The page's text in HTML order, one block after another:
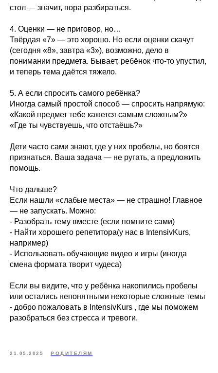
стол — значит, пора разбираться.
4. Оценки — не приговор, но…
Твёрдая «7» — это хорошо. Но если оценки скачут
(сегодня «8», завтра «3»), возможно, дело в
понимании предмета. Бывает, ребёнок что-то упустил,
и теперь тема даётся тяжело.
5. А если спросить самого ребёнка?
Иногда самый простой способ — спросить напрямую:
«Какой предмет тебе кажется самым сложным?»
«Где ты чувствуешь, что отстаёшь?»
Дети часто сами знают, где у них пробелы, но боятся
признаться. Ваша задача — не ругать, а предложить
помощь.
Что дальше?
Если нашли «слабые места» — не страшно! Главное
— не запускать. Можно:
- Разобрать тему вместе (если помните сами)
- Найти хорошего репетитора(у нас в IntensivKurs,
например)
- Использовать обучающие видео и игры (иногда
смена формата творит чудеса)
Если вы видите, что у ребёнка накопились пробелы
или остались непонятными некоторые сложные темы
- добро пожаловать в IntensivKurs , где мы поможем
разобраться без стресса и тревоги.
21.05.2025 РОДИТЕЛЯМ